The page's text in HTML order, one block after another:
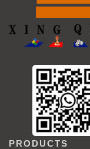
PRODUCTS